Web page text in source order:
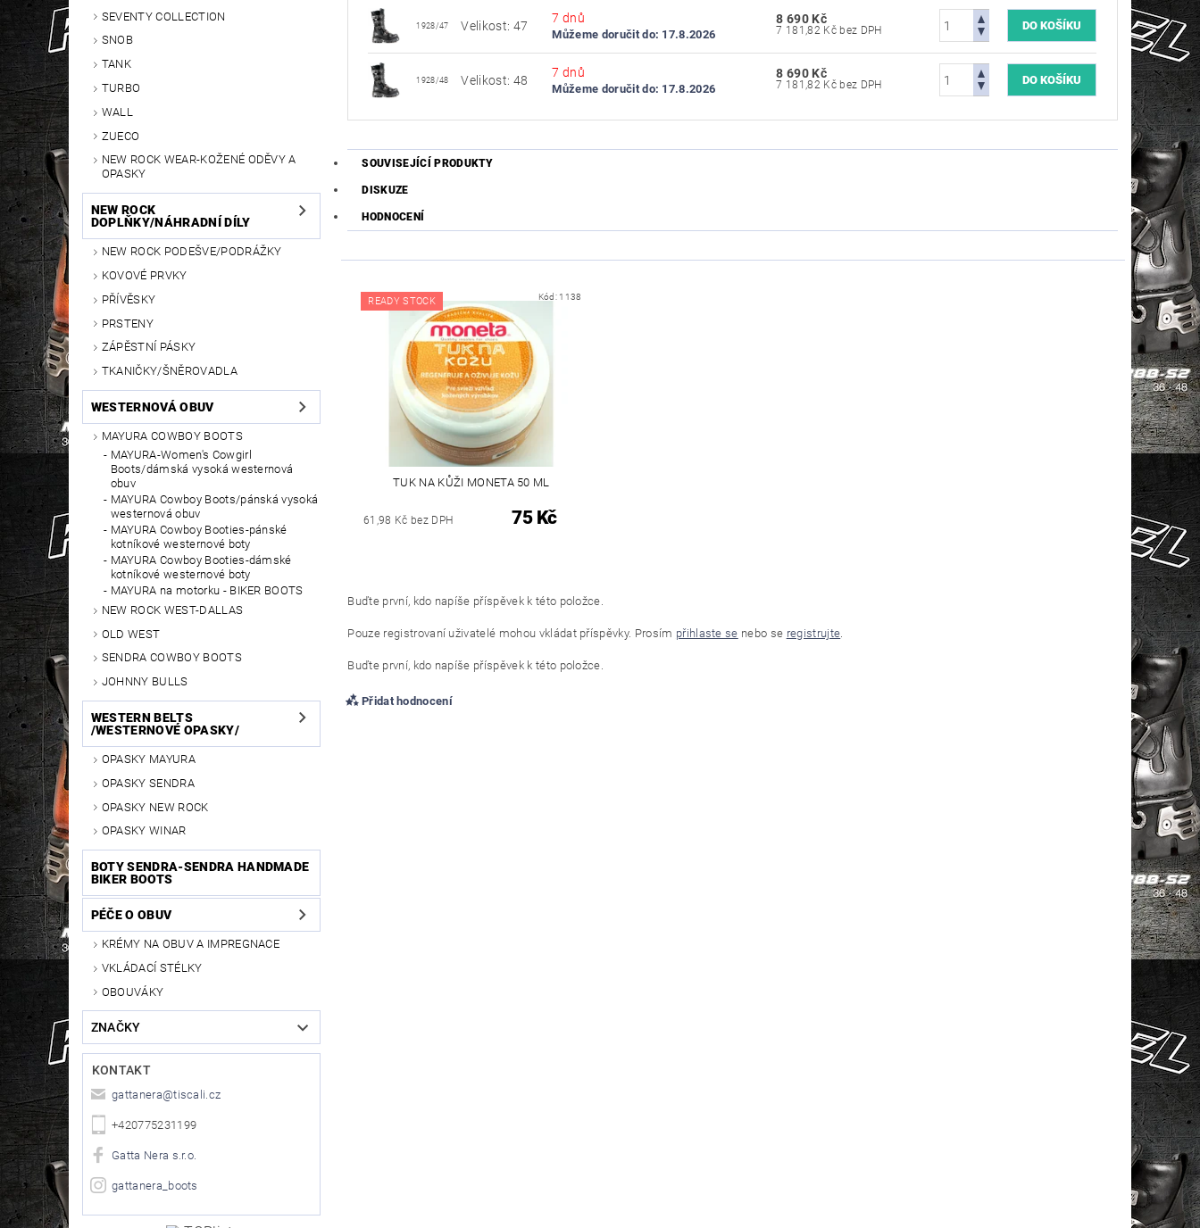
SEVENTY COLLECTION
SNOB
TANK
TURBO
WALL
ZUECO
NEW ROCK WEAR-KOŽENÉ ODĚVY A
OPASKY
NEW ROCK
DOPLŇKY/NÁHRADNÍ DÍLY
NEW ROCK PODEŠVE/PODRÁŽKY
KOVOVÉ PRVKY
PŘÍVĚSKY
PRSTENY
ZÁPĚSTNÍ PÁSKY
TKANIČKY/ŠNĚROVADLA
WESTERNOVÁ OBUV
MAYURA COWBOY BOOTS
MAYURA-Women's Cowgirl
Boots/dámská vysoká westernová
obuv
MAYURA Cowboy Boots/pánská vysoká
westernová obuv
MAYURA Cowboy Booties-pánské
kotníkové westernové boty
MAYURA Cowboy Booties-dámské
kotníkové westernové boty
MAYURA na motorku - BIKER BOOTS
NEW ROCK WEST-DALLAS
OLD WEST
SENDRA COWBOY BOOTS
JOHNNY BULLS
WESTERN BELTS
/WESTERNOVÉ OPASKY/
OPASKY MAYURA
OPASKY SENDRA
OPASKY NEW ROCK
OPASKY WINAR
BOTY SENDRA-SENDRA HANDMADE
BIKER BOOTS
PÉČE O OBUV
KRÉMY NA OBUV A IMPREGNACE
VKLÁDACÍ STÉLKY
OBOUVÁKY
ZNAČKY
KONTAKT
gattanera@tiscali.cz
+420775231199
Gatta Nera s.r.o.
gattanera_boots
1928/47 Velikost: 47
7 dnů
Můžeme doručit do: 17.8.2026
8 690 Kč
7 181,82 Kč bez DPH
1928/48 Velikost: 48
7 dnů
Můžeme doručit do: 17.8.2026
8 690 Kč
7 181,82 Kč bez DPH
SOUVISEJÍCÍ PRODUKTY
DISKUZE
HODNOCENÍ
READY STOCK Kód: 1138
TUK NA KŮŽI MONETA 50 ML
61,98 Kč bez DPH 75 Kč
Buďte první, kdo napíše příspěvek k této položce.
Pouze registrovaní uživatelé mohou vkládat příspěvky. Prosím přihlaste se nebo se registrujte
Buďte první, kdo napíše příspěvek k této položce.
Přidat hodnocení